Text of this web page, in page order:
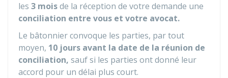
les 3 moisde la réception de votre demande une
conciliation entre vous et votre avocat.
Le bâtonnier convoque les parties, par tout
moyen, 10 jours avant la date de la réunion de
conciliation, sauf si les parties ont donné leur
accord pour un délai plus court.